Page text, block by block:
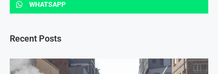
WHATSAPP
Recent Posts